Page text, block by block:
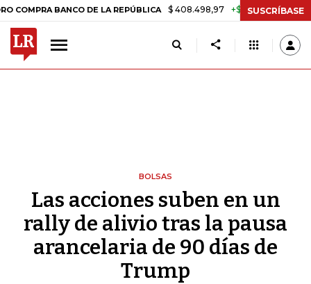
BANCO DE LA REPÚBLICA $ 408.498,97 +$ 8.753,81 +2,19% TASA
SUSCRÍBASE
BOLSAS
Las acciones suben en un
rally de alivio tras la pausa
arancelaria de 90 días de
Trump